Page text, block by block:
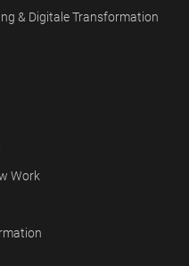
& Digitale Transformation
Work